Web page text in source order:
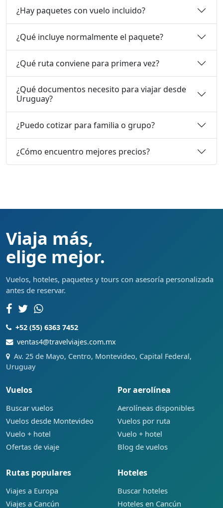
¿Hay paquetes con vuelo incluido?
¿Qué incluye normalmente el paquete?
¿Qué ruta conviene para primera vez?
¿Qué documentos necesito para viajar desde
Uruguay?
¿Puedo cotizar para familia o grupo?
¿Cómo encuentro mejores precios?
Viaja más,
elige mejor.
Vuelos, hoteles, paquetes y tours con asesoría personalizada
antes de reservar.
+52 (55) 6363 7452
ventas4@travelviajes.com.mx
Av. 25 de Mayo, Centro, Montevideo, Capital Federal,
Uruguay
Vuelos
Buscar vuelos
Vuelos desde Montevideo
Vuelo + hotel
Ofertas de viaje
Por aerolínea
Aerolíneas disponibles
Vuelos por ruta
Vuelo + hotel
Blog de vuelos
Rutas populares
Viajes a Europa
Viajes a Cancún
Hoteles
Buscar hoteles
Hoteles en Cancún